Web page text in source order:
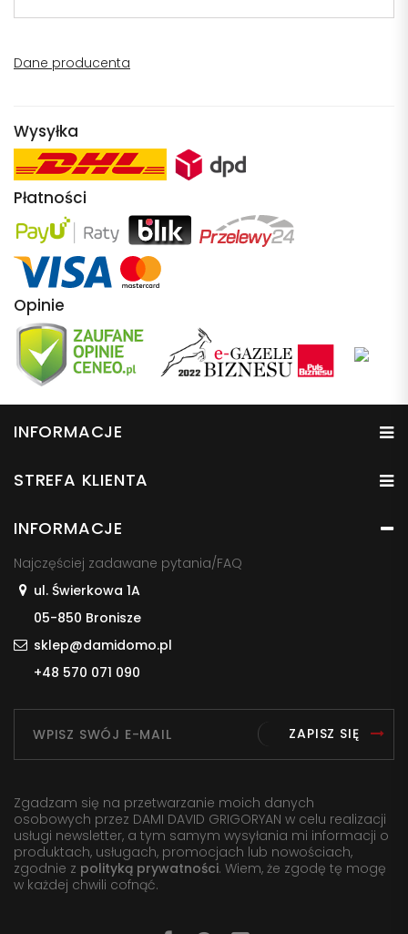
Dane producenta
Wysyłka
Płatności
Opinie
INFORMACJE
STREFA KLIENTA
INFORMACJE
Najczęściej zadawane pytania/FAQ
ul. Świerkowa 1A
05-850 Bronisze
sklep@damidomo.pl
+48 570 071 090
ZAPISZ SIĘ
Zgadzam się na przetwarzanie moich danych
osobowych przez DAMI DAVID GRIGORYAN w celu realizacji
usługi newsletter, a tym samym wysyłania mi informacji o
produktach, usługach, promocjach lub nowościach,
zgodnie z polityką prywatności. Wiem, że zgodę tę mogę
w każdej chwili cofnąć.